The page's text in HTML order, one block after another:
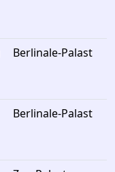
Berlinale-Palast
Berlinale-Palast